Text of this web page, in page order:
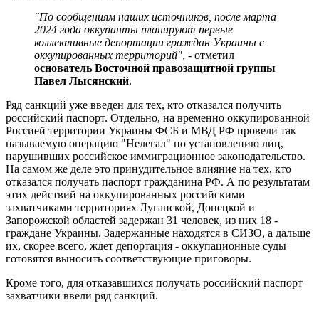
"По сообщениям наших источников, после марта
2024 года оккупанты планируют первые
коллективные депортации граждан Украины с
оккупированных территорий", - отметил
основатель Восточной правозащитной группы
Павел Лысянский.
Ряд санкций уже введен для тех, кто отказался получить
российский паспорт. Отдельно, на временно оккупированной
Россией территории Украины ФСБ и МВД РФ провели так
называемую операцию "Нелегал" по установлению лиц,
нарушивших российское иммиграционное законодательство.
На самом же деле это принудительное влияние на тех, кто
отказался получать паспорт гражданина РФ. А по результатам
этих действий на оккупированных российскими
захватчиками территориях Луганской, Донецкой и
Запорожской областей задержан 31 человек, из них 18 -
граждане Украины. Задержанные находятся в СИЗО, а дальше
их, скорее всего, ждет депортация - оккупационные суды
готовятся выносить соответствующие приговоры.
Кроме того, для отказавшихся получать российский паспорт
захватчики ввели ряд санкций.